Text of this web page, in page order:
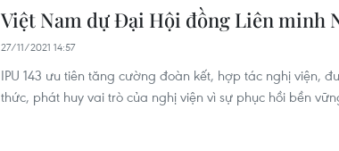
Việt Nam dự Đại Hội đồng Liên minh
27/11/2021 14:57
IPU 143 ưu tiên tăng cường đoàn kết, hợp tác nghị viện,
thức, phát huy vai trò của nghị viện vì sự phục hồi bền